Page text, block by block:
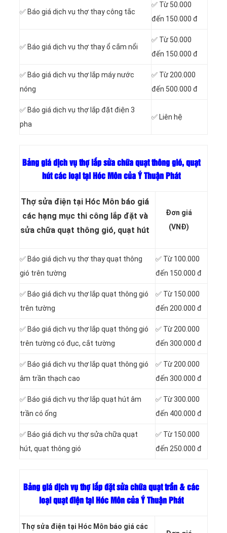
✅ Báo giá dịch vụ thợ thay công tắc
✅ Từ 50.000
đến 150.000 đ
✅ Báo giá dịch vụ thợ thay ổ cắm nổi
✅ Từ 50.000
đến 150.000 đ
✅ Báo giá dịch vụ thợ lắp máy nước
nóng
✅ Từ 200.000
đến 500.000 đ
✅ Báo giá dịch vụ thợ lắp đặt điện 3
pha
✅ Liên hệ
Bảng giá dịch vụ thợ lắp sửa chữa quạt thông gió, quạt
hút các loại tại Hóc Môn của Ý Thuận Phát
Thợ sửa điện tại Hóc Môn báo giá
các hạng mục thi công lắp đặt và
sửa chữa quạt thông gió, quạt hút
Đơn giá
(VNĐ)
✅ Báo giá dịch vụ thợ thay quạt thông
gió trên tường
✅ Từ 100.000
đến 150.000 đ
✅ Báo giá dịch vụ thợ lắp quạt thông gió
trên tường
✅ Từ 150.000
đến 200.000 đ
✅ Báo giá dịch vụ thợ lắp quạt thông gió
trên tường có đục, cắt tường
✅ Từ 200.000
đến 300.000 đ
✅ Báo giá dịch vụ thợ lắp quạt thông gió
âm trần thạch cao
✅ Từ 200.000
đến 300.000 đ
✅ Báo giá dịch vụ thợ lắp quạt hút âm
trần có ống
✅ Từ 300.000
đến 400.000 đ
✅ Báo giá dịch vụ thợ sửa chữa quạt
hút, quạt thông gió
✅ Từ 150.000
đến 250.000 đ
Bảng giá dịch vụ thợ lắp đặt sửa chữa quạt trần & các
loại quạt điện tại Hóc Môn của Ý Thuận Phát
Thợ sửa điện tại Hóc Môn báo giá các